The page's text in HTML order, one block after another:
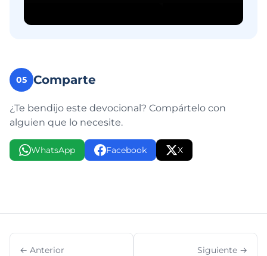
05 Comparte
¿Te bendijo este devocional? Compártelo con
alguien que lo necesite.
WhatsApp Facebook X
← Anterior
Siguiente →